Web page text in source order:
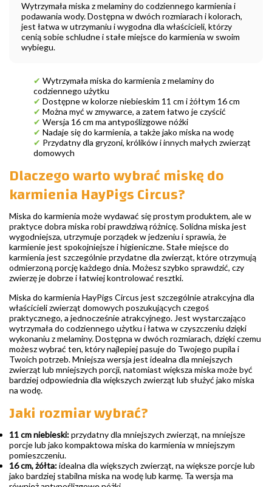
Wytrzymała miska z melaminy do codziennego karmienia i
podawania wody. Dostępna w dwóch rozmiarach i kolorach,
jest łatwa w utrzymaniu i wygodna dla właścicieli, którzy
cenią sobie schludne i stałe miejsce do karmienia w swoim
wybiegu.
✔ Wytrzymała miska do karmienia z melaminy do
codziennego użytku
✔ Dostępne w kolorze niebieskim 11 cm i żółtym 16 cm
✔ Można myć w zmywarce, a zatem łatwo je czyścić
✔ Wersja 16 cm ma antypoślizgowe nóżki
✔ Nadaje się do karmienia, a także jako miska na wodę
✔ Przydatny dla gryzoni, królików i innych małych zwierząt
domowych
Dlaczego warto wybrać miskę do
karmienia HayPigs Circus?
Miska do karmienia może wydawać się prostym produktem, ale w
praktyce dobra miska robi prawdziwą różnicę. Solidna miska jest
wygodniejsza, utrzymuje porządek w jedzeniu i sprawia, że
karmienie jest spokojniejsze i higieniczne. Stałe miejsce do
karmienia jest szczególnie przydatne dla zwierząt, które otrzymują
odmierzoną porcję każdego dnia. Możesz szybko sprawdzić, czy
zwierzę je dobrze i łatwiej kontrolować resztki.
Miska do karmienia HayPigs Circus jest szczególnie atrakcyjna dla
właścicieli zwierząt domowych poszukujących czegoś
praktycznego, a jednocześnie atrakcyjnego. Jest wystarczająco
wytrzymała do codziennego użytku i łatwa w czyszczeniu dzięki
wykonaniu z melaminy. Dostępna w dwóch rozmiarach, dzięki czemu
możesz wybrać ten, który najlepiej pasuje do Twojego pupila i
Twoich potrzeb. Mniejsza wersja jest idealna dla mniejszych
zwierząt lub mniejszych porcji, natomiast większa miska może być
bardziej odpowiednia dla większych zwierząt lub służyć jako miska
na wodę.
Jaki rozmiar wybrać?
11 cm niebieski:przydatny dla mniejszych zwierząt, na mniejsze
porcje lub jako kompaktowa miska do karmienia w mniejszym
pomieszczeniu.
16 cm, żółta:idealna dla większych zwierząt, na większe porcje lub
jako bardziej stabilna miska na wodę lub karmę. Ta wersja ma